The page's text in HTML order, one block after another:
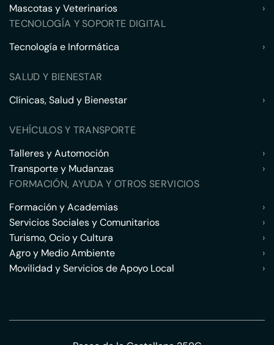
Mascotas y Veterinarios
›
TECNOLOGÍA Y SOPORTE DIGITAL
Tecnología e Informática
›
SALUD Y BIENESTAR
Clínicas, Salud y Bienestar
›
VEHÍCULOS Y TRANSPORTE
Talleres y Automoción
›
Transporte y Mudanzas
›
FORMACIÓN, AYUDA Y OTROS SERVICIOS
Formación y Academias
›
Servicios Sociales y Comunitarios
›
Turismo, Ocio y Cultura
›
Agro y Medio Ambiente
›
Movilidad y Servicios de Apoyo Local
›